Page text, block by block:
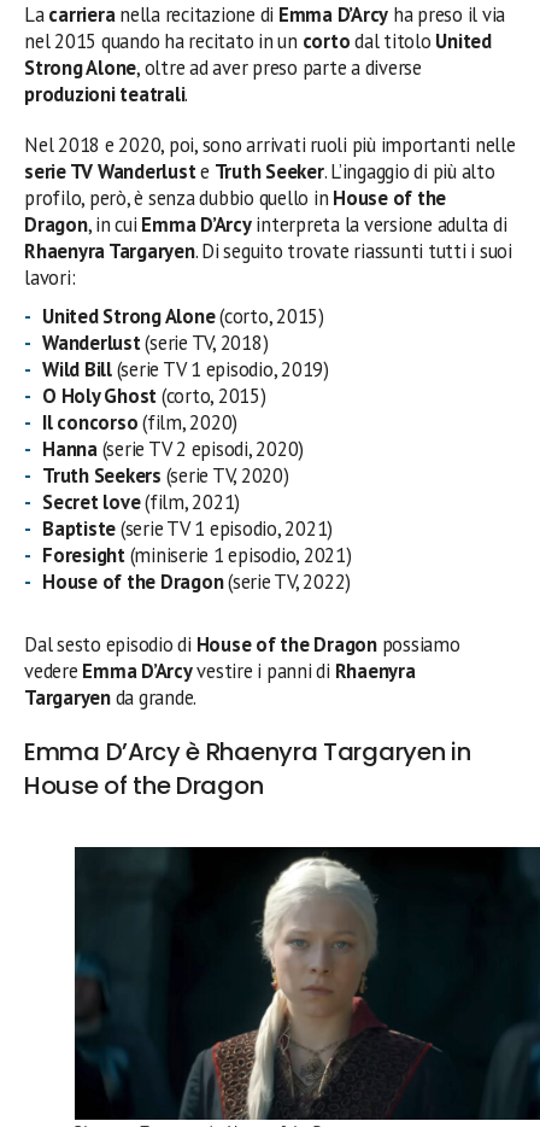
Lacarrieranella recitazione di Emma D’Arcy ha preso il via
nel 2015 quando ha recitato in un cortodal titolo United
Strong Alone, oltre ad aver preso parte a diverse
produzioni teatrali.
Nel 2018 e 2020, poi, sono arrivati ruoli più importanti nelle
serie TV Wanderluste Truth Seeker. L’ingaggio di più alto
profilo, però, è senza dubbio quello in House of the
Dragon, in cui Emma D’Arcyinterpreta la versione adulta di
RhaenyraTargaryen. Di seguito trovate riassunti tutti i suoi
lavori:
United Strong Alone(corto, 2015)
Wanderlust(serie TV, 2018)
Wild Bill(serie TV 1 episodio, 2019)
O Holy Ghost(corto, 2015)
Il concorso(film, 2020)
Hanna(serie TV 2 episodi, 2020)
Truth Seekers (serie TV, 2020)
Secret love(film, 2021)
Baptiste(serie TV 1 episodio, 2021)
Foresight(miniserie 1 episodio, 2021)
House of the Dragon(serie TV, 2022)
Dal sesto episodio di House of the Dragonpossiamo
vedere Emma D’Arcyvestire i panni di Rhaenyra
Targaryenda grande.
Emma D’Arcy è Rhaenyra Targaryen in
House of the Dragon